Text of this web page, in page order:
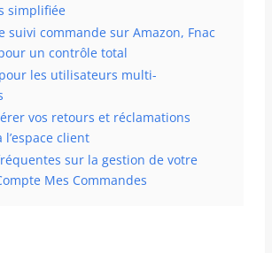
simplifiée
suivi commande sur Amazon, Fnac
un contrôle total
les utilisateurs multi-
vos retours et réclamations
client
sur la gestion de votre
Mes Commandes